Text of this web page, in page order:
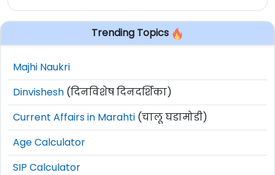
Trending Topics
Majhi Naukri
Dinvishesh (दिनविशेष दिनदर्शिका)
Current Affairs in Marahti (चालू घडामोडी)
Age Calculator
SIP Calculator